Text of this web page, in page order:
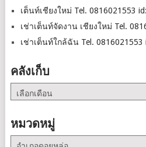
เต็นท์เชียงใหม่ Tel. 0816021553
เช่าเต็นท์จัดงาน เชียงใหม่ Tel.
เช่าเต็นท์ใกล้ฉัน Tel. 0816021553
คลังเก็บ
คลัง
เก็บ
หมวดหมู่
หมวด